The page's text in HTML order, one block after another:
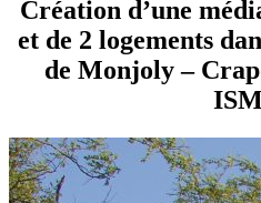
Création d’une
et de 2 logements
de Monjoly –